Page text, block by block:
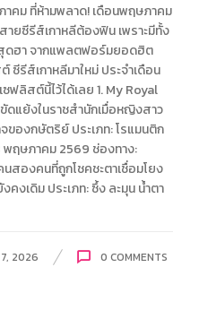
าคม ที่ห้ามพลาด! เดือนพฤษภาคม
ายซีรีส์เกาหลีต้องฟิน เพราะมีทั้ง
สุดฮา จากแพลตฟอร์มยอดฮิต
ซีรีส์เกาหลีมาใหม่ ประจำเดือน
ลิสต์นี้ไว้ได้เลย 1. My Royal
ดแย้งในราชสำนักเมื่อหญิงสาว
ของกษัตริย์ ประเภท: โรแมนติก
พฤษภาคม 2569 ช่องทาง:
สองคนที่ถูกโชคชะตาเชื่อมโยง
คงเดิม ประเภท: ซึ้ง ละมุน น้ำตา
7, 2026 0 COMMENTS